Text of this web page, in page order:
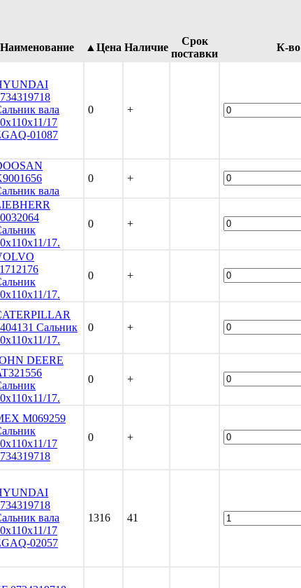
Наименование ▲Цена Наличие
Срок
поставки
К-во
вала
17
01087
0 +
вала
0 +
17.
0 +
17.
0 +
Сальник
17.
0 +
DEERE
17.
0 +
M069259
17
0 +
вала
17
02057
1316 41